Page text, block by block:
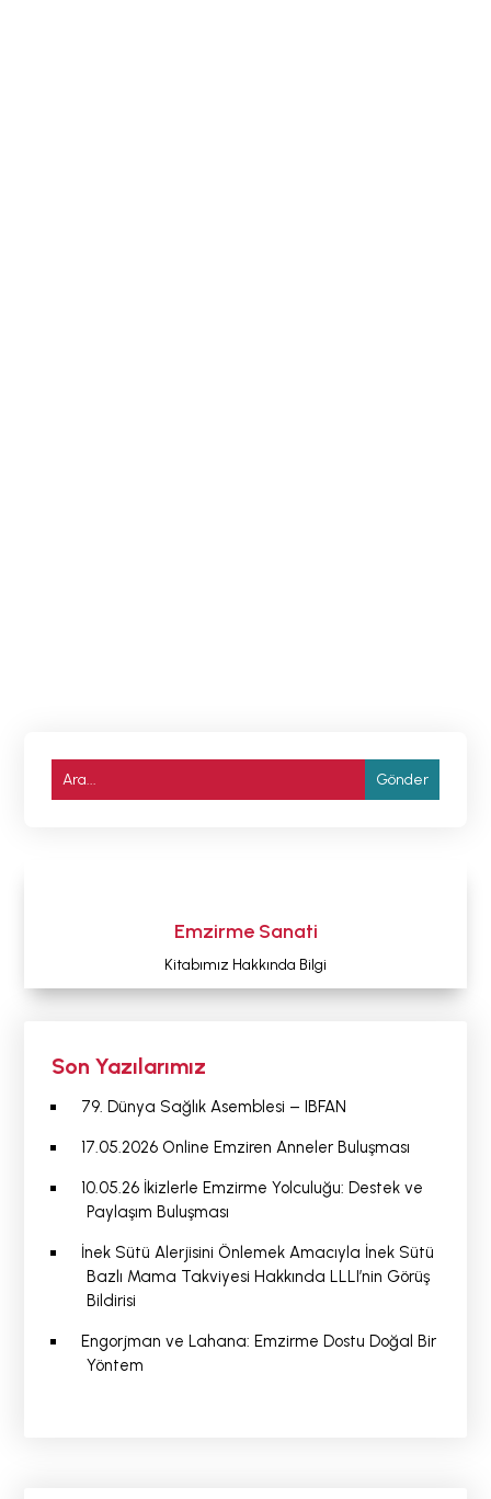
Emzirme Sanati
Kitabımız Hakkında Bilgi
Son Yazılarımız
79. Dünya Sağlık Asemblesi – IBFAN
17.05.2026 Online Emziren Anneler Buluşması
10.05.26 İkizlerle Emzirme Yolculuğu: Destek ve
Paylaşım Buluşması
İnek Sütü Alerjisini Önlemek Amacıyla İnek Sütü
Bazlı Mama Takviyesi Hakkında LLLI’nin Görüş
Bildirisi
Engorjman ve Lahana: Emzirme Dostu Doğal Bir
Yöntem